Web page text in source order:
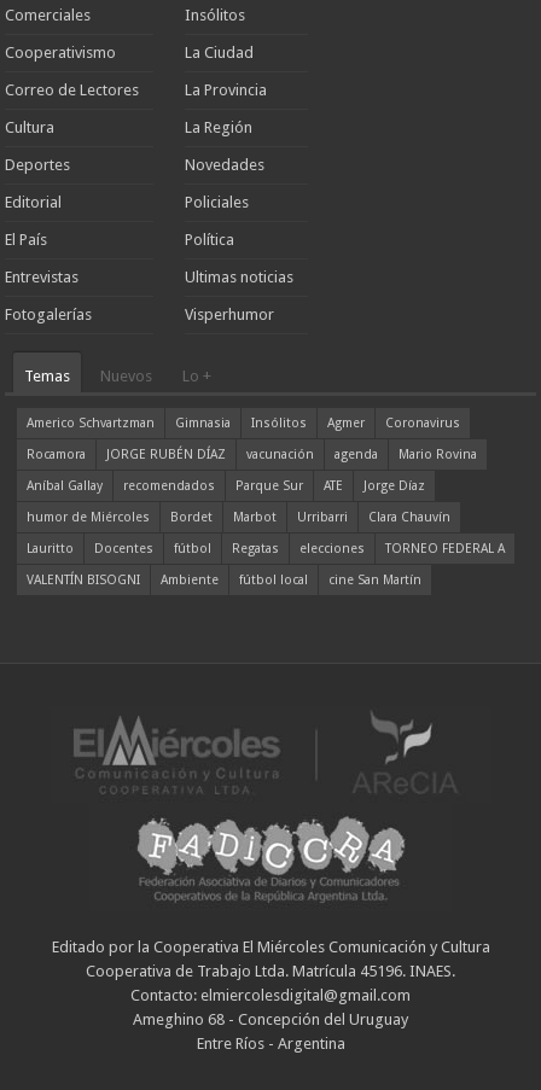
Comerciales
Cooperativismo
Correo de Lectores
Cultura
Deportes
Editorial
El País
Entrevistas
Fotogalerías
Insólitos
La Ciudad
La Provincia
La Región
Novedades
Policiales
Política
Ultimas noticias
Visperhumor
Temas Nuevos Lo +
Americo Schvartzman Gimnasia Insólitos Agmer
Coronavirus
Rocamora
JORGE RUBÉN DÍAZ vacunación agenda
Mario Rovina
Aníbal Gallay
recomendados Parque Sur ATE
Jorge Díaz
humor de Miércoles
Bordet Marbot Urribarri
Clara Chauvín
Lauritto
Docentes fútbol Regatas elecciones
TORNEO FEDERAL A
VALENTÍN BISOGNI
Ambiente fútbol local cine San Martín
Editado por la Cooperativa El Miércoles Comunicación y Cultura
Cooperativa de Trabajo Ltda. Matrícula 45196. INAES.
Contacto: elmiercolesdigital@gmail.com
Ameghino 68 - Concepción del Uruguay
Entre Ríos - Argentina